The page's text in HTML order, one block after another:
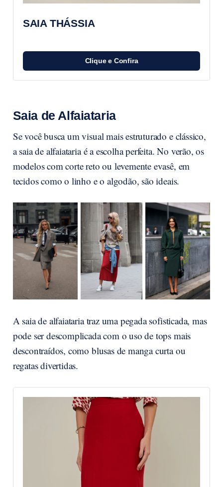
SAIA THÁSSIA
Clique e Confira
Saia de Alfaiataria
Se você busca um visual mais estruturado e clássico,
a saia de alfaiataria é a escolha perfeita. No verão, os
modelos com corte reto ou levemente evasê, em
tecidos como o linho e o algodão, são ideais.
A saia de alfaiataria traz uma pegada sofisticada, mas
pode ser descomplicada com o uso de tops mais
descontraídos, como blusas de manga curta ou
regatas divertidas.